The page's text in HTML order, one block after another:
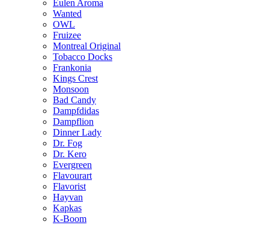
Eulen Aroma
Wanted
OWL
Fruizee
Montreal Original
Tobacco Docks
Frankonia
Kings Crest
Monsoon
Bad Candy
Dampfdidas
Dampflion
Dinner Lady
Dr. Fog
Dr. Kero
Evergreen
Flavourart
Flavorist
Hayvan
Kapkas
K-Boom